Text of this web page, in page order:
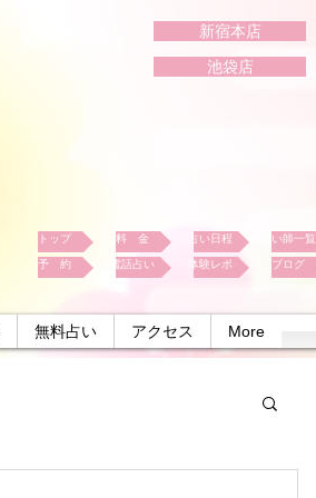
新宿本店
池袋店
トップ 料 金 占い日程 占い師一覧
予 約 電話占い 体験レポ ブログ
無料占い アクセス More